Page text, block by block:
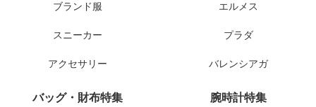
ブランド服
スニーカー
アクセサリー
エルメス
プラダ
バレンシアガ
バッグ・財布特集 腕時計特集